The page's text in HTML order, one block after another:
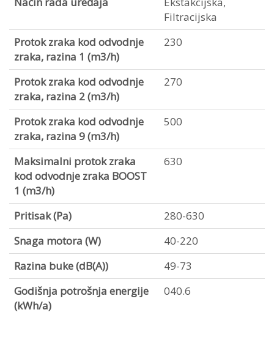
Filtracijska
Protok zraka kod odvodnje
zraka, razina 1 (m3/h)
230
Protok zraka kod odvodnje
zraka, razina 2 (m3/h)
270
Protok zraka kod odvodnje
zraka, razina 9 (m3/h)
500
Maksimalni protok zraka
kod odvodnje zraka BOOST
1 (m3/h)
630
Pritisak (Pa)
280-630
Snaga motora (W)
40-220
Razina buke (dB(A))
49-73
Godišnja potrošnja energije
(kWh/a)
040.6